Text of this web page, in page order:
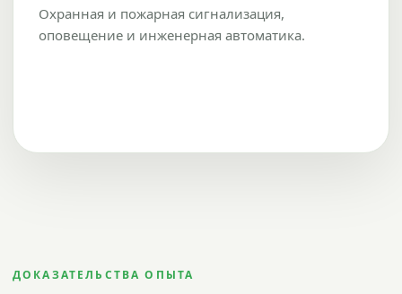
Охранная и пожарная сигнализация,
оповещение и инженерная автоматика.
ДОКАЗАТЕЛЬСТВА ОПЫТА